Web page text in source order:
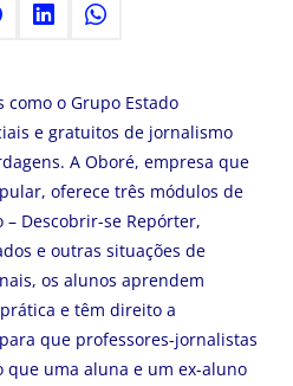
como o Grupo Estado
e gratuitos de jornalismo
A Oboré, empresa que
oferece três módulos de
– Descobrir-se Repórter,
e outras situações de
os alunos aprendem
e têm direito a
que professores-jornalistas
que uma aluna e um ex-aluno